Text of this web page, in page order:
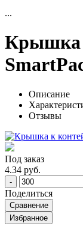
...
Крышка
Описание
Отзывы
Под заказ
4.34 руб.
Поделиться
Сравнение
Избранное